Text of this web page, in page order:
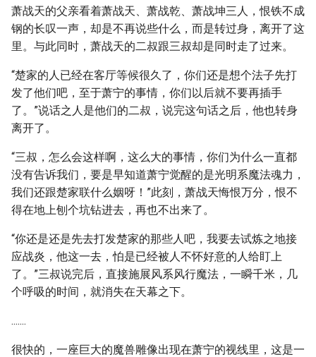
萧战天的父亲看着萧战天、萧战乾、萧战坤三人，恨铁不成
钢的长叹一声，却是不再说些什么，而是转过身，离开了这
里。与此同时，萧战天的二叔跟三叔却是同时走了过来。
“楚家的人已经在客厅等候很久了，你们还是想个法子先打
发了他们吧，至于萧宁的事情，你们以后就不要再插手
了。”说话之人是他们的二叔，说完这句话之后，他也转身
离开了。
“三叔，怎么会这样啊，这么大的事情，你们为什么一直都
没有告诉我们，要是早知道萧宁觉醒的是光明系魔法魂力，
我们还跟楚家联什么姻呀！”此刻，萧战天悔恨万分，恨不
得在地上刨个坑钻进去，再也不出来了。
“你还是还是先去打发楚家的那些人吧，我要去试炼之地接
应战炎，他这一去，怕是已经被人不怀好意的人给盯上
了。”三叔说完后，直接施展风系风行魔法，一瞬千米，几
个呼吸的时间，就消失在天幕之下。
.......
很快的，一座巨大的魔兽雕像出现在萧宁的视线里，这是一